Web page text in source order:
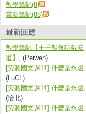
教學筆記(8)
電影筆記(88)
最新回應
教學筆記【王子猷夜訪戴安
道】 , (Peiwen)
[旁聽國文課11] 什麼是永遠,
(LuCL)
[旁聽國文課11] 什麼是永遠,
(恰北)
[旁聽國文課11] 什麼是永遠,